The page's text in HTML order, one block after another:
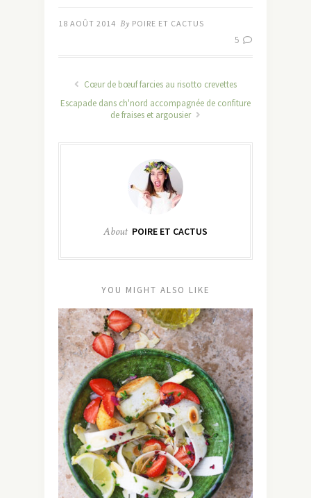
18 AOÛT 2014 By POIRE ET CACTUS
5
Cœur de bœuf farcies au risotto crevettes
Escapade dans ch'nord accompagnée de confiture
de fraises et argousier
About POIRE ET CACTUS
YOU MIGHT ALSO LIKE